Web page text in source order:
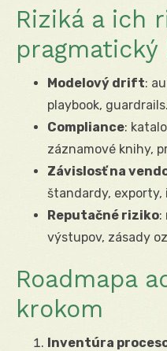
Riziká a ich
pragmatický
Modelový drift:
playbook, guardrails.
Compliance:
záznamové knihy,
Závislosť na
štandardy, exporty,
Reputačné riziko:
výstupov, zásady
Roadmapa
krokom
Inventúra